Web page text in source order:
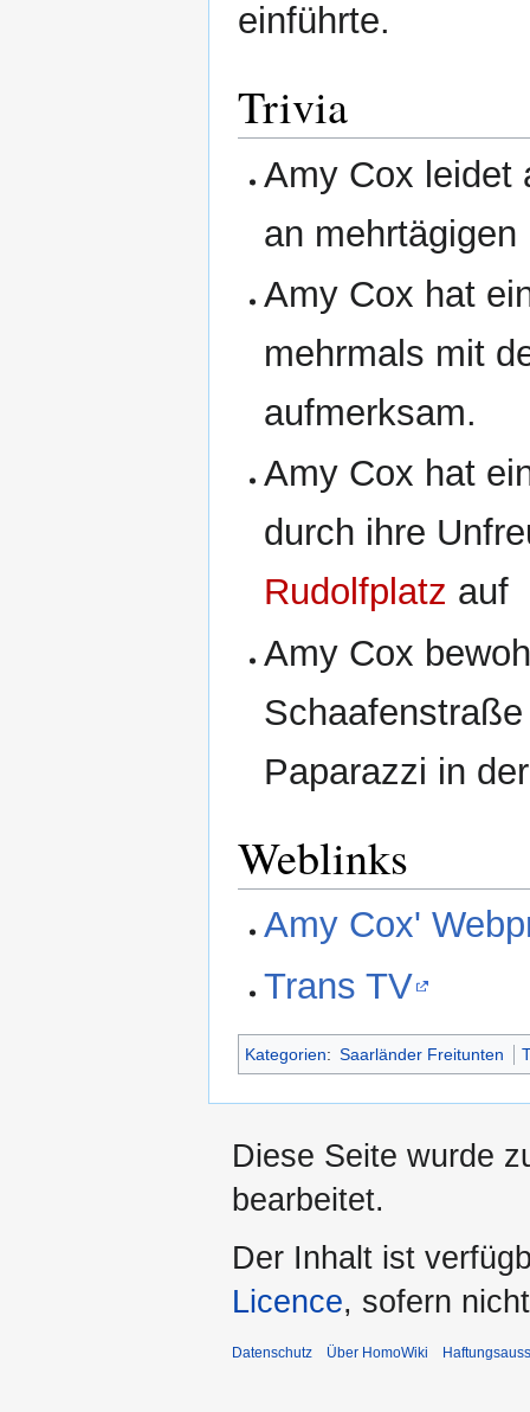
einführte.
Trivia
Amy Cox leidet
an
Amy Cox hat
mehrmals mit
aufmerksam.
Amy Cox hat
durch ihre
Rudolfplatz auf
Amy Cox
Paparazzi in
Weblinks
Amy Cox'
Trans TV
Kategorien: Saarländer Freitunten
Diese Seite wurde
bearbeitet.
Der Inhalt ist
Licence, sofern
Datenschutz Über HomoWiki